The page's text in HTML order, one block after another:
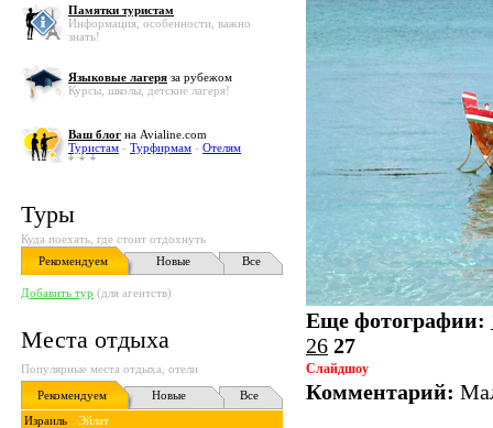
Памятки туристам
Информация, особенности, важно
знать!
Языковые лагеря за рубежом
Курсы, школы, детские лагеря!
Ваш блог на Avialine.com
Туристам - Турфирмам - Отелям
Туры
Куда поехать, где стоит отдохнуть
Рекомендуем
Новые Все
Добавить тур (для агентств)
Места отдыха
Популярные места отдыха, отели
Рекомендуем
Новые
Все
Израиль - Эйлат
Еще фотографии:
26 27
Слайдшоу
Комментарий: